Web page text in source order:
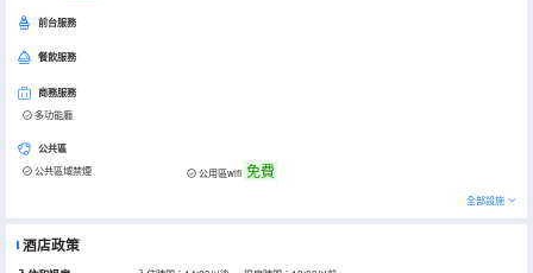
前台服務
餐飲服務
商務服務
多功能廳
公共區
公共區域禁煙 公用區wifi 免費
全部設施
酒店政策